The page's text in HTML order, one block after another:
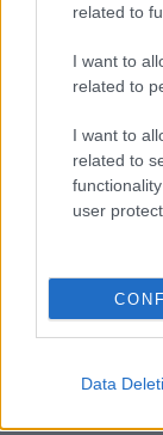
related to
I want to
related to
I want to
related to
user
Data
Ugyancsak
banya
hasonlóképpen
Az előtagja, a
középfoknak
jele, például:
b-vel jobb lett
feledésbe
a szó új
adatolható: